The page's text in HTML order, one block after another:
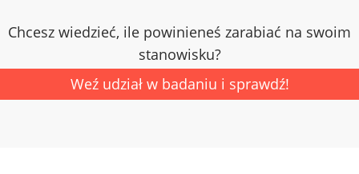
Chcesz wiedzieć, ile powinieneś zarabiać na swoim
stanowisku?
Weź udział w badaniu i sprawdź!